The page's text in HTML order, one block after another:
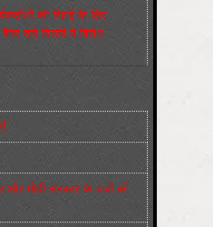
की रिहाई के लिए
तले दिल्ली में विरोध
और मोदी सरकार के दावों की